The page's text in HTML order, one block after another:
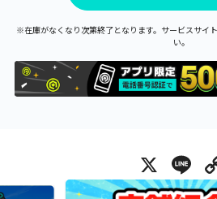
※在庫がなくなり次第終了となります。サービスサイ
い。
X